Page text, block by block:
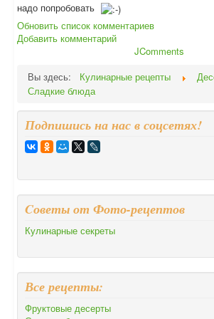
надо попробовать
Обновить список комментариев
Добавить комментарий
JComments
Вы здесь:
Кулинарные рецепты
Сладкие блюда
Подпишись на нас в соцсетях!
Cоветы от Фото-рецептов
Кулинарные секреты
Все рецепты:
Фруктовые десерты